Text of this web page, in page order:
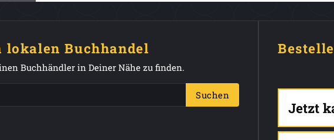
lokalen Buchhandel
Buchhändler in Deiner Nähe zu finden.
Suchen
Jetzt